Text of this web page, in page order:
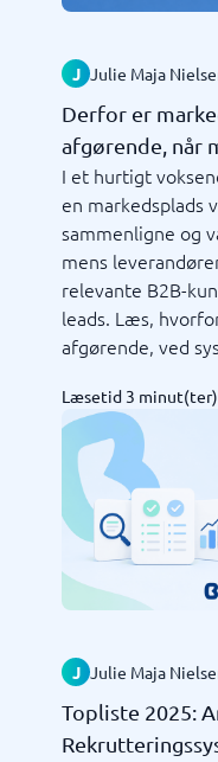
J Julie Maja
Derfor er
afgørende, når
I et hurtigt
en markedsplads
sammenligne og
mens
relevante B2B-
leads. Læs,
afgørende, ved
Læsetid 3 minut(ter)
J Julie Maja
Topliste 2025: